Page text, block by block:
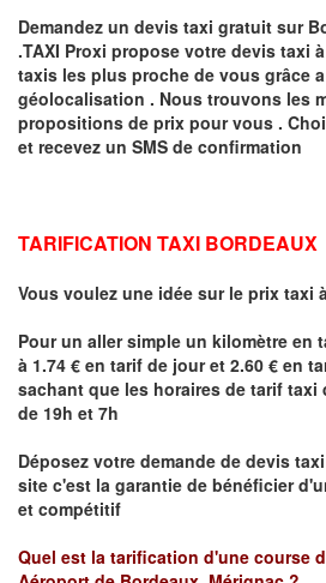
Demandez un devis taxi gratuit sur
.TAXI Proxi propose votre devis taxi à
taxis les plus proche de vous grâce
géolocalisation . Nous trouvons les
propositions de prix pour vous .
et recevez un SMS de confirmation
TARIFICATION TAXI BORDEAUX
Vous voulez une idée sur le prix taxi
Pour un aller simple un kilomètre en
à 1.74 € en tarif de jour et 2.60 € en
sachant que les horaires de tarif taxi
de 19h et 7h
Déposez votre demande de devis
site c'est la garantie de bénéficier
et compétitif
Quel est la tarification d'une course